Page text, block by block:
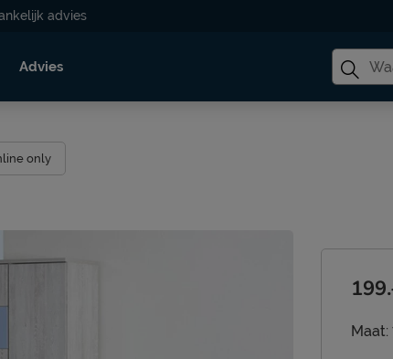
advies
Advies
only
Maat: